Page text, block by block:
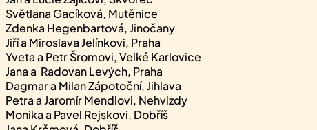
Světlana Gacíková, Mutěnice
Zdenka Hegenbartová, Jinočany
Jiří a Miroslava Jelínkovi, Praha
Yveta a Petr Šromovi, Velké Karlovice
Jana a Radovan Levých, Praha
Dagmar a Milan Zápotoční, Jihlava
Petra a Jaromír Mendlovi, Nehvizdy
Monika a Pavel Rejskovi, Dobříš